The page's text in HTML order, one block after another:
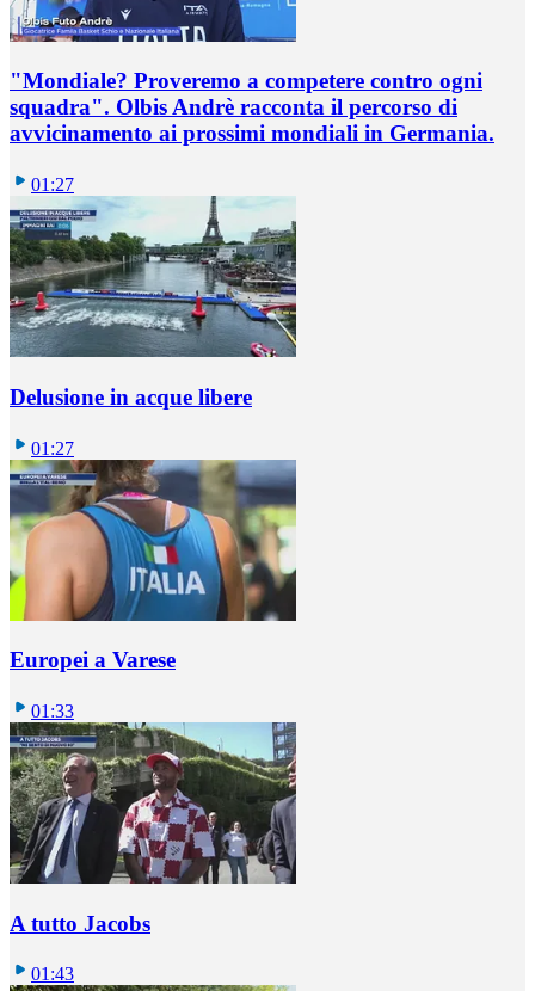
"Mondiale? Proveremo a competere contro ogni
squadra". Olbis Andrè racconta il percorso di
avvicinamento ai prossimi mondiali in Germania.
01:27
Delusione in acque libere
01:27
Europei a Varese
01:33
A tutto Jacobs
01:43